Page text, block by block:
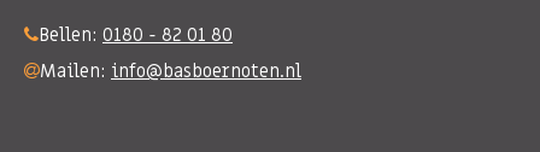
Bellen: 0180 - 82 01 80
Mailen: info@basboernoten.nl